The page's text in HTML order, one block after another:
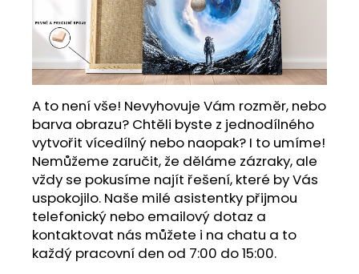
A to není vše! Nevyhovuje Vám rozměr, nebo
barva obrazu? Chtěli byste z jednodílného
vytvořit vícedílný nebo naopak? I to umíme!
Nemůžeme zaručit, že děláme zázraky, ale
vždy se pokusíme najít řešení, které by Vás
uspokojilo. Naše milé asistentky přijmou
telefonický nebo emailový dotaz a
kontaktovat nás můžete i na chatu a to
každý pracovní den od 7:00 do 15:00.